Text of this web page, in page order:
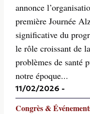
annonce
première Journée
significative du
le rôle croissant de
problèmes de santé
notre époque...
11/02/2026 -
Congrès &